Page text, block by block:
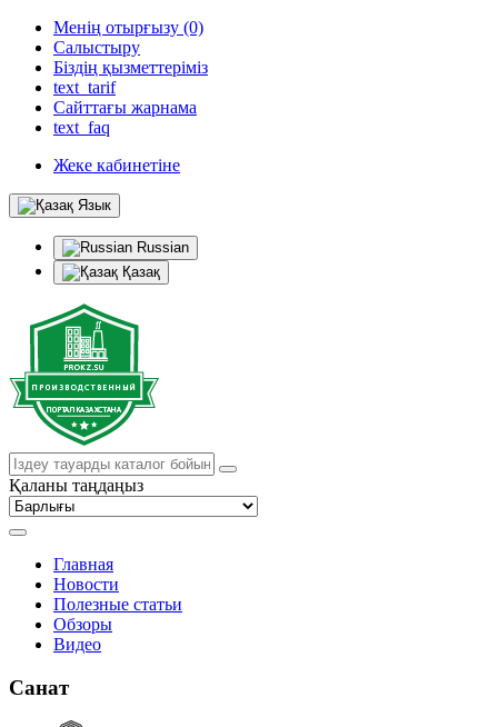
Менің отырғызу (0)
Салыстыру
Біздің қызметтеріміз
text_tarif
Сайттағы жарнама
text_faq
Жеке кабинетіне
Язык
Russian
Қазақ
Қаланы таңдаңыз
Главная
Новости
Полезные статьи
Обзоры
Видео
Санат